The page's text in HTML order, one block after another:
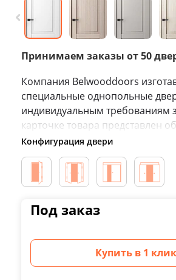
Принимаем заказы от 50
Компания Belwooddoors
специальные однопольные
индивидуальным требованиям
карточке товара представлен
продукции). Вы можете выбрать
размер полотна, а также цвет и
Подробности — в описании или
колл-центра.
Конфигурация двери
Под заказ
Купить в 1 клик